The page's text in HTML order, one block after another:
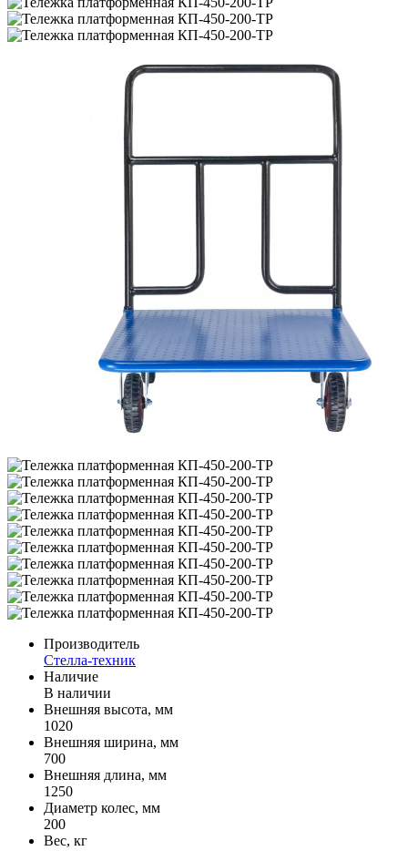
Производитель
Стелла-техник
Наличие
В наличии
Внешняя высота, мм
1020
Внешняя ширина, мм
700
Внешняя длина, мм
1250
Диаметр колес, мм
200
Вес, кг